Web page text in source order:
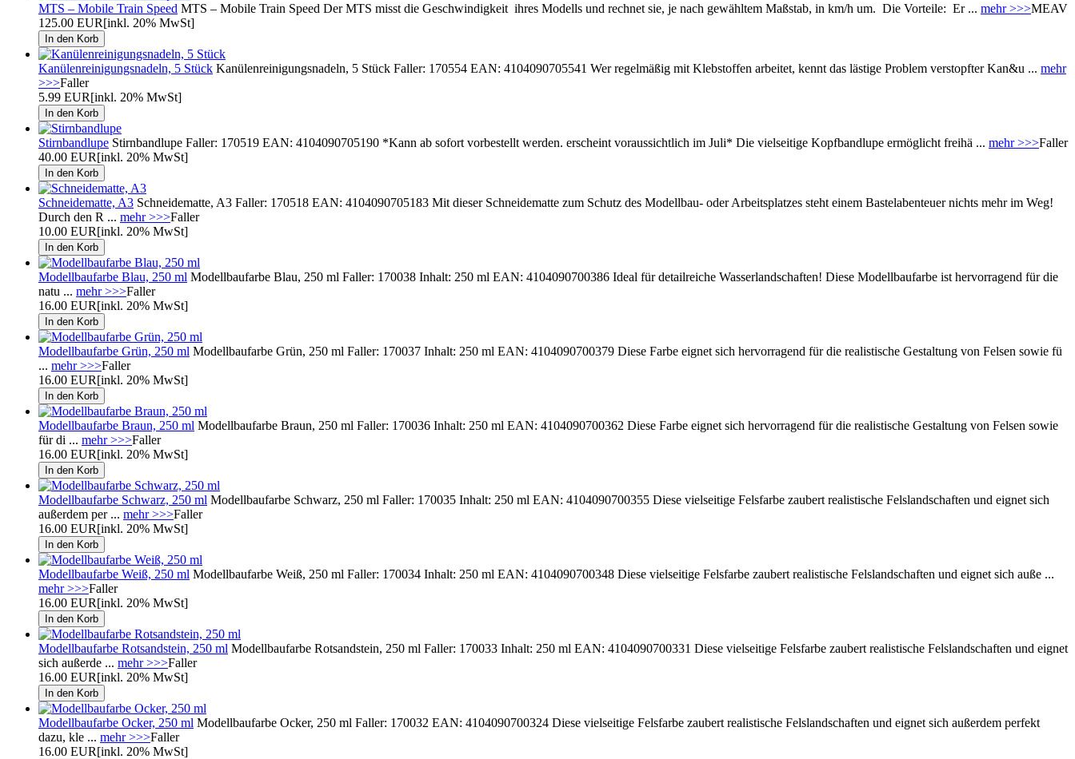
MTS – Mobile Train Speed MTS – Mobile Train Speed Der MTS misst die Geschwindigkeit ihres Modells und rechnet sie, je nach gewähltem Maßstab, in km/h um. Die Vorteile: Er ... mehr >>>MEAV
125.00 EUR[inkl. 20% MwSt]
Kanülenreinigungsnadeln, 5 Stück Kanülenreinigungsnadeln, 5 Stück Faller: 170554 EAN: 4104090705541 Wer regelmäßig mit Klebstoffen arbeitet, kennt das lästige Problem verstopfter Kan&u ... mehr
>>>Faller
5.99 EUR[inkl. 20% MwSt]
Stirnbandlupe Stirnbandlupe Faller: 170519 EAN: 4104090705190 *Kann ab sofort vorbestellt werden. erscheint voraussichtlich im Juli* Die vielseitige Kopfbandlupe ermöglicht freihä ... mehr >>>Faller
40.00 EUR[inkl. 20% MwSt]
Schneidematte, A3 Schneidematte, A3 Faller: 170518 EAN: 4104090705183 Mit dieser Schneidematte zum Schutz des Modellbau- oder Arbeitsplatzes steht einem Bastelabenteuer nichts mehr im Weg!
Durch den R ... mehr >>>Faller
10.00 EUR[inkl. 20% MwSt]
Modellbaufarbe Blau, 250 ml Modellbaufarbe Blau, 250 ml Faller: 170038 Inhalt: 250 ml EAN: 4104090700386 Ideal für detailreiche Wasserlandschaften! Diese Modellbaufarbe ist hervorragend für die
natu ... mehr >>>Faller
16.00 EUR[inkl. 20% MwSt]
Modellbaufarbe Grün, 250 ml Modellbaufarbe Grün, 250 ml Faller: 170037 Inhalt: 250 ml EAN: 4104090700379 Diese Farbe eignet sich hervorragend für die realistische Gestaltung von Felsen sowie fü
... mehr >>>Faller
16.00 EUR[inkl. 20% MwSt]
Modellbaufarbe Braun, 250 ml Modellbaufarbe Braun, 250 ml Faller: 170036 Inhalt: 250 ml EAN: 4104090700362 Diese Farbe eignet sich hervorragend für die realistische Gestaltung von Felsen sowie
für di ... mehr >>>Faller
16.00 EUR[inkl. 20% MwSt]
Modellbaufarbe Schwarz, 250 ml Modellbaufarbe Schwarz, 250 ml Faller: 170035 Inhalt: 250 ml EAN: 4104090700355 Diese vielseitige Felsfarbe zaubert realistische Felslandschaften und eignet sich
außerdem per ... mehr >>>Faller
16.00 EUR[inkl. 20% MwSt]
Modellbaufarbe Weiß, 250 ml Modellbaufarbe Weiß, 250 ml Faller: 170034 Inhalt: 250 ml EAN: 4104090700348 Diese vielseitige Felsfarbe zaubert realistische Felslandschaften und eignet sich auße ...
mehr >>>Faller
16.00 EUR[inkl. 20% MwSt]
Modellbaufarbe Rotsandstein, 250 ml Modellbaufarbe Rotsandstein, 250 ml Faller: 170033 Inhalt: 250 ml EAN: 4104090700331 Diese vielseitige Felsfarbe zaubert realistische Felslandschaften und eignet
sich außerde ... mehr >>>Faller
16.00 EUR[inkl. 20% MwSt]
Modellbaufarbe Ocker, 250 ml Modellbaufarbe Ocker, 250 ml Faller: 170032 EAN: 4104090700324 Diese vielseitige Felsfarbe zaubert realistische Felslandschaften und eignet sich außerdem perfekt
dazu, kle ... mehr >>>Faller
16.00 EUR[inkl. 20% MwSt]